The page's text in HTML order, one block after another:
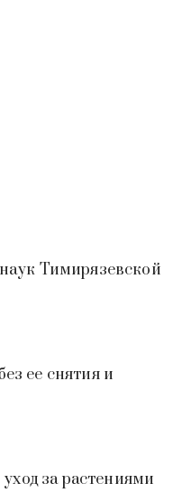
Тимирязевской
ее снятия и
за растениями